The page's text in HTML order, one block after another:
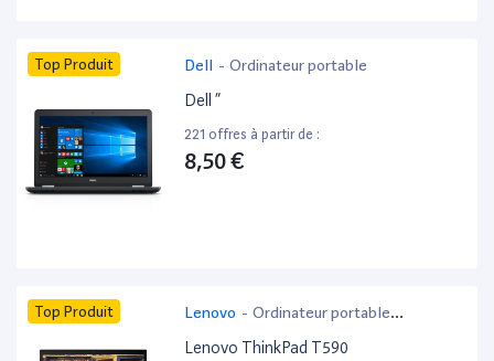
Top Produit Dell - Ordinateur portable
Dell ”
221 offres à partir de :
8,50 €
Top Produit Lenovo - Ordinateur portable
bureautique
Lenovo ThinkPad T590